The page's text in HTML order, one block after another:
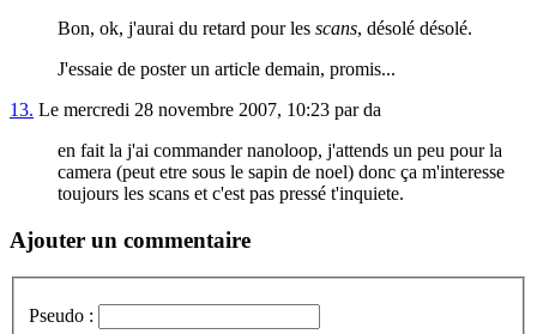
Bon, ok, j'aurai du retard pour les scans, désolé désolé.
J'essaie de poster un article demain, promis...
13. Le mercredi 28 novembre 2007, 10:23 par da
en fait la j'ai commander nanoloop, j'attends un peu pour la
camera (peut etre sous le sapin de noel) donc ça m'interesse
toujours les scans et c'est pas pressé t'inquiete.
Ajouter un commentaire
Pseudo :